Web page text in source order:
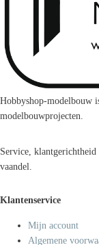
Hobbyshop-modelbouw
modelbouwprojecten.
Service, klantgerichtheid
vaandel.
Klantenservice
Mijn account
Algemene